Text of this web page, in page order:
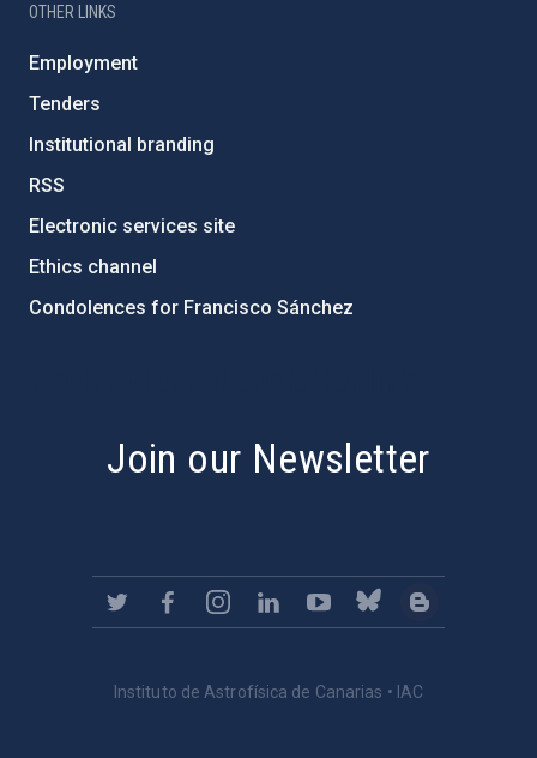
OTHER LINKS
Employment
Tenders
Institutional branding
RSS
Electronic services site
Ethics channel
Condolences for Francisco Sánchez
Join our Newsletter
Instituto de Astrofísica de Canarias • IAC